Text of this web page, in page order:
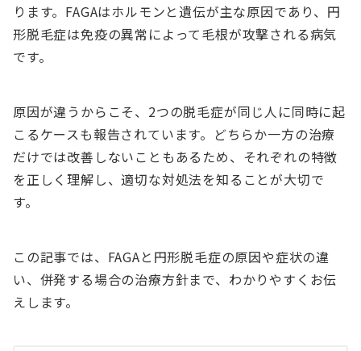
ります。FAGAはホルモンと遺伝が主な原因であり、円
形脱毛症は免疫の異常によって毛根が攻撃される病気
です。
原因が違うからこそ、2つの脱毛症が同じ人に同時に起
こるケースも報告されています。どちらか一方の治療
だけでは改善しないこともあるため、それぞれの特徴
を正しく理解し、適切な対処法を知ることが大切で
す。
この記事では、FAGAと円形脱毛症の原因や症状の違
い、併発する場合の治療方針まで、わかりやすくお伝
えします。